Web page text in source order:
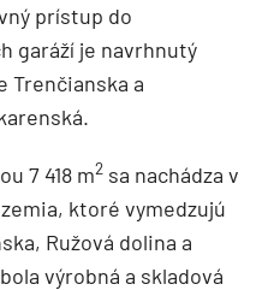
prístup do
garáží je navrhnutý
Trenčianska a
7 418 m2 sa nachádza v
ktoré vymedzujú
Ružová dolina a
výrobná a skladová